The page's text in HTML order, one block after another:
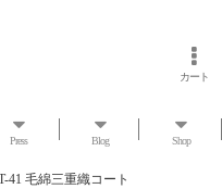
カート
Press Blog Shop
41 毛綿三重織コート